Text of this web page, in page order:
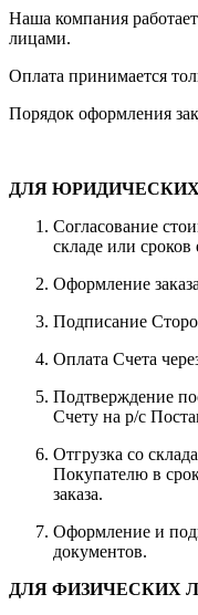
Наша компания
лицами.
Оплата принимается
Порядок оформления
ДЛЯ
Согласование
складе или сроков
Оформление
Подписание
Оплата Счета
Подтверждение
Счету на р/с
Отгрузка со
Покупателю в
заказа.
Оформление и
документов.
ДЛЯ ФИЗИЧЕСКИХ